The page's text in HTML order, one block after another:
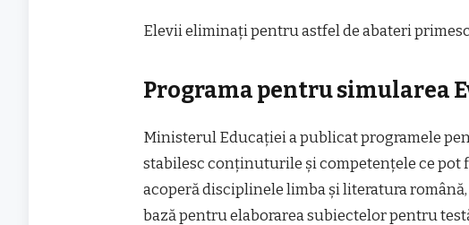
Elevii eliminați pentru astfel de abateri
Programa pentru simularea
Ministerul Educației a publicat programele
stabilesc conținuturile și competențele ce pot
acoperă disciplinele limba și literatura
bază pentru elaborarea subiectelor pentru